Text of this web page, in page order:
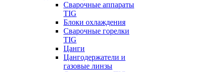
Сварочные аппараты
TIG
Блоки охлаждения
Сварочные горелки
TIG
Цанги
Цангодержатели и
газовые линзы